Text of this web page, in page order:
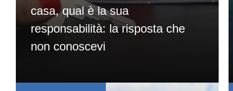
casa, qual è la sua
responsabilità: la risposta che
non conoscevi